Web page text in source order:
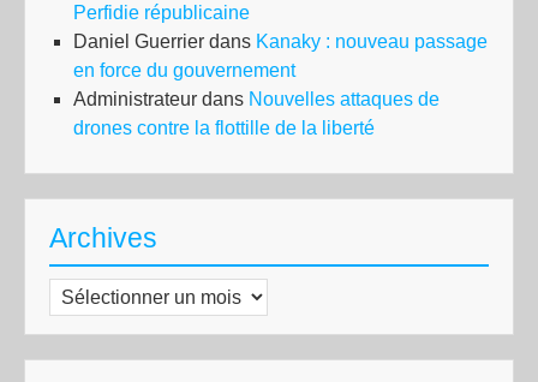
Perfidie républicaine
Daniel Guerrier dans Kanaky : nouveau passage
en force du gouvernement
Administrateur dans Nouvelles attaques de
drones contre la flottille de la liberté
Archives
Archives